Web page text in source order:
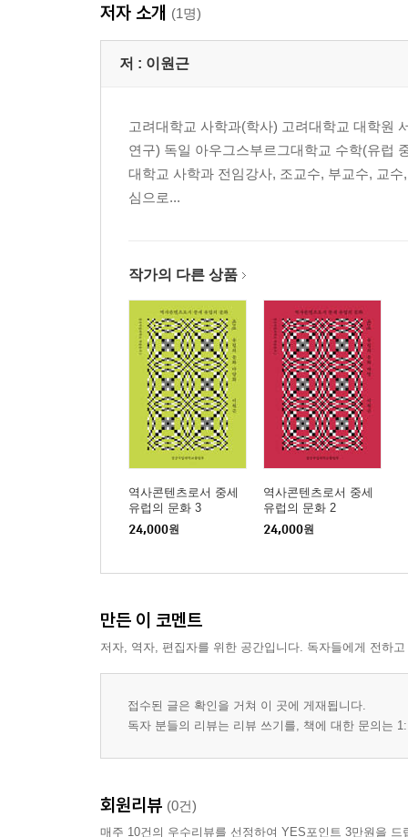
저자 소개 (1명)
저 : 이원근
고려대학교 사학과(학사) 고려대학교 대학원
연구) 독일 아우그스부르그대학교 수학(유럽
대학교 사학과 전임강사, 조교수, 부교수, 교
심으로...
작가의 다른 상품
역사콘텐츠로서 중세
유럽의 문화 3
24,000원
역사콘텐츠로서 중세
유럽의 문화 2
24,000원
만든 이 코멘트
저자, 역자, 편집자를 위한 공간입니다. 독자들에게 전하
접수된 글은 확인을 거쳐 이 곳에 게재됩니다.
독자 분들의 리뷰는 리뷰 쓰기를, 책에 대한 문의는
회원리뷰 (0건)
매주 10건의 우수리뷰를 선정하여 YES포인트 3만원을 드